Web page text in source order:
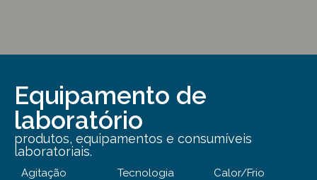
Equipamento de
laboratório
produtos, equipamentos e consumíveis
laboratoriais.
Agitação
Tecnologia
Calor/Frio